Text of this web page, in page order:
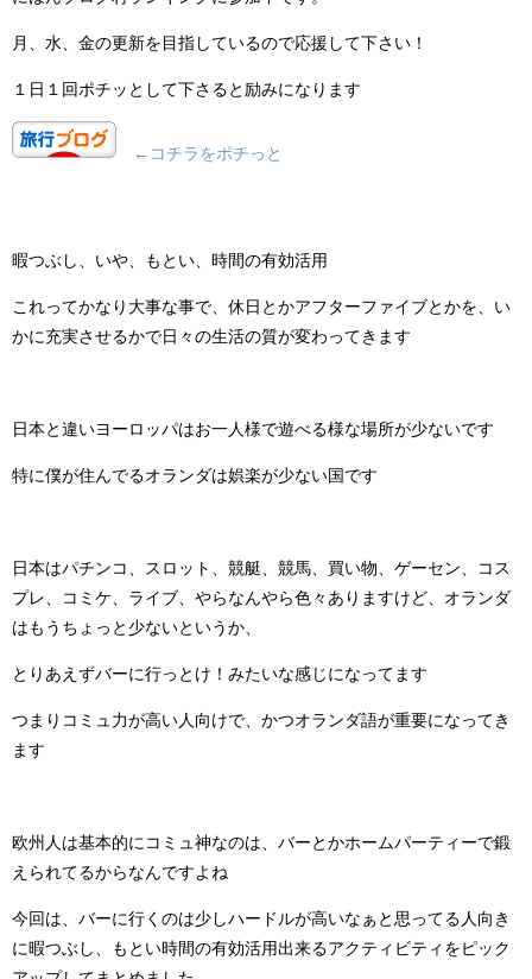
月、水、金の更新を目指しているので応援して下さい！
１日１回ポチッとして下さると励みになります
←コチラをポチっと
暇つぶし、いや、もとい、時間の有効活用
これってかなり大事な事で、休日とかアフターファイブとかを、い
かに充実させるかで日々の生活の質が変わってきます
日本と違いヨーロッパはお一人様で遊べる様な場所が少ないです
特に僕が住んでるオランダは娯楽が少ない国です
日本はパチンコ、スロット、競艇、競馬、買い物、ゲーセン、コス
プレ、コミケ、ライブ、やらなんやら色々ありますけど、オランダ
はもうちょっと少ないというか、
とりあえずバーに行っとけ！みたいな感じになってます
つまりコミュ力が高い人向けで、かつオランダ語が重要になってき
ます
欧州人は基本的にコミュ神なのは、バーとかホームパーティーで鍛
えられてるからなんですよね
今回は、バーに行くのは少しハードルが高いなぁと思ってる人向き
に暇つぶし、もとい時間の有効活用出来るアクティビティをピック